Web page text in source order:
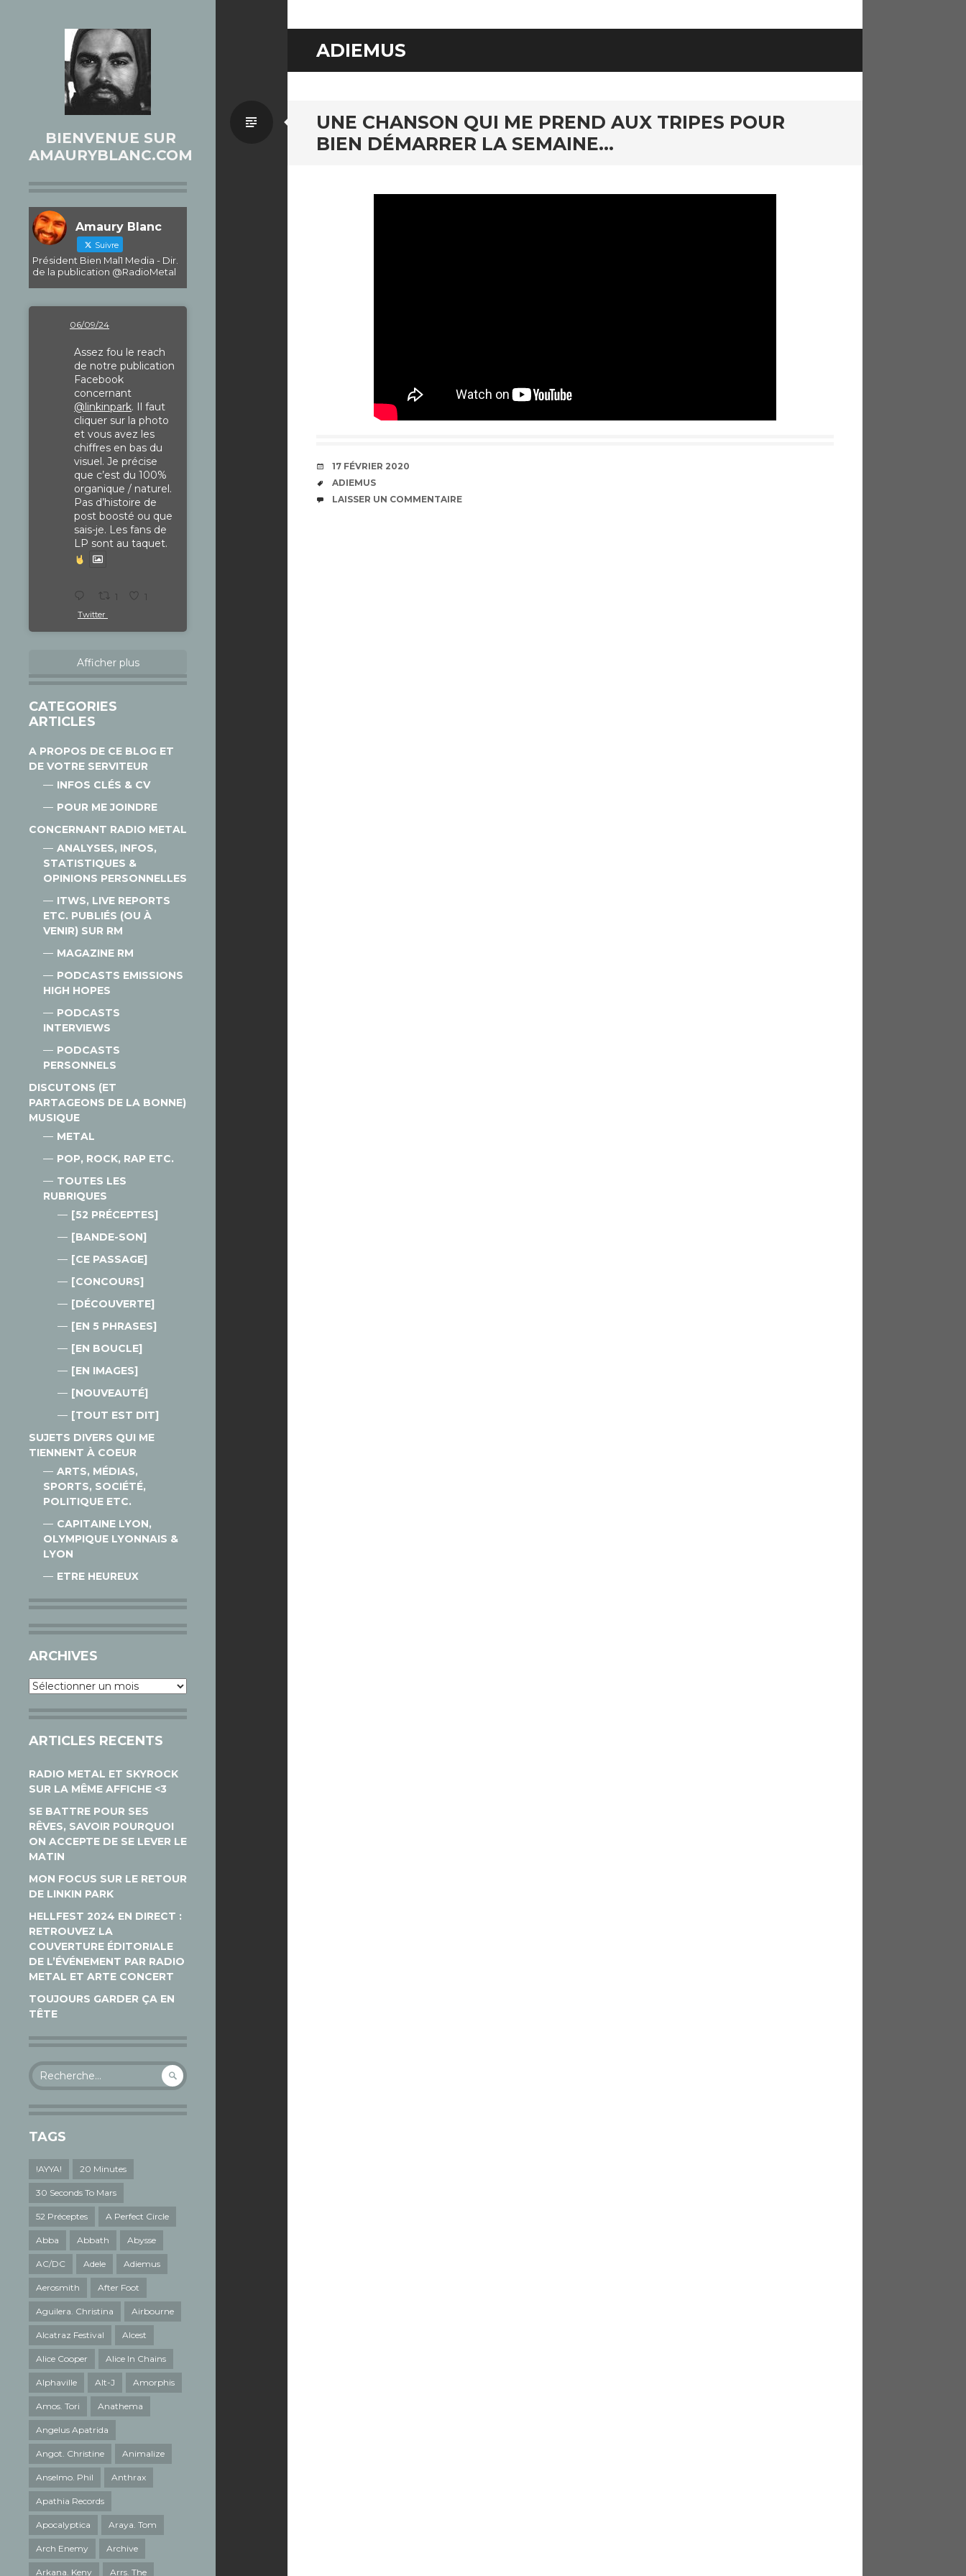
BIENVENUE SUR
AMAURYBLANC.COM
Amaury Blanc
Suivre
Président Bien Mal1 Media - Dir.
de la publication @RadioMetal
06/09/24
Assez fou le reach
de notre publication
Facebook
concernant
@linkinpark. Il faut
cliquer sur la photo
et vous avez les
chiffres en bas du
visuel. Je précise
que c’est du 100%
organique / naturel.
Pas d’histoire de
post boosté ou que
sais-je. Les fans de
LP sont au taquet.
1 1
Twitter
Afficher plus
CATEGORIES
ARTICLES
A PROPOS DE CE BLOG ET
DE VOTRE SERVITEUR
INFOS CLÉS & CV
POUR ME JOINDRE
CONCERNANT RADIO METAL
ANALYSES, INFOS,
STATISTIQUES &
OPINIONS PERSONNELLES
ITWS, LIVE REPORTS
ETC. PUBLIÉS (OU À
VENIR) SUR RM
MAGAZINE RM
PODCASTS EMISSIONS
HIGH HOPES
PODCASTS
INTERVIEWS
PODCASTS
PERSONNELS
DISCUTONS (ET
PARTAGEONS DE LA BONNE)
MUSIQUE
METAL
POP, ROCK, RAP ETC.
TOUTES LES
RUBRIQUES
[52 PRÉCEPTES]
[BANDE-SON]
[CE PASSAGE]
[CONCOURS]
[DÉCOUVERTE]
[EN 5 PHRASES]
[EN BOUCLE]
[EN IMAGES]
[NOUVEAUTÉ]
[TOUT EST DIT]
SUJETS DIVERS QUI ME
TIENNENT À COEUR
ARTS, MÉDIAS,
SPORTS, SOCIÉTÉ,
POLITIQUE ETC.
CAPITAINE LYON,
OLYMPIQUE LYONNAIS &
LYON
ETRE HEUREUX
ARCHIVES
Archives
ARTICLES RECENTS
RADIO METAL ET SKYROCK
SUR LA MÊME AFFICHE <3
SE BATTRE POUR SES
RÊVES, SAVOIR POURQUOI
ON ACCEPTE DE SE LEVER LE
MATIN
MON FOCUS SUR LE RETOUR
DE LINKIN PARK
HELLFEST 2024 EN DIRECT :
RETROUVEZ LA
COUVERTURE ÉDITORIALE
DE L’ÉVÉNEMENT PAR RADIO
METAL ET ARTE CONCERT
TOUJOURS GARDER ÇA EN
TÊTE
Rechercher :
TAGS
!AYYA! 20 Minutes
30 Seconds To Mars
52 Préceptes A Perfect Circle
Abba Abbath Abysse
AC/DC Adele Adiemus
Aerosmith After Foot
Aguilera. Christina Airbourne
Alcatraz Festival Alcest
Alice Cooper Alice In Chains
Alphaville Alt-J Amorphis
Amos. Tori Anathema
Angelus Apatrida
Angot. Christine Animalize
Anselmo. Phil Anthrax
Apathia Records
Apocalyptica Araya. Tom
Arch Enemy Archive
Arkana. Keny Arrs. The
ADIEMUS
UNE CHANSON QUI ME PREND AUX TRIPES POUR
BIEN DÉMARRER LA SEMAINE…
Par
DATE
17 FÉVRIER 2020
ÉTIQUETTES
ADIEMUS
COMMENTAIRES
LAISSER UN COMMENTAIRE